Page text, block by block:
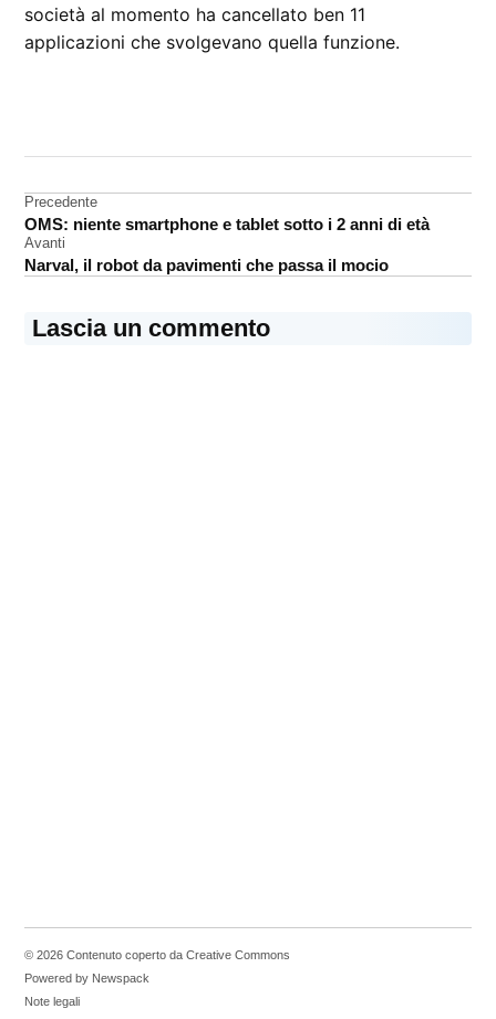
società al momento ha cancellato ben 11
applicazioni che svolgevano quella funzione.
Screen
Time
sviluppatori
Navigazione
articoli
Precedente
OMS: niente smartphone e tablet sotto i 2 anni di età
Avanti
Narval, il robot da pavimenti che passa il mocio
Lascia un commento
© 2026 Contenuto coperto da Creative Commons
Powered by Newspack
Note legali